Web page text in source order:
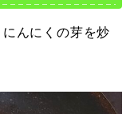
んにくの芽を炒